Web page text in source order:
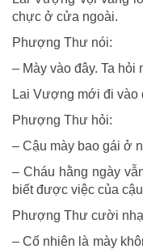
chực ở cửa ngoài.
Phượng Thư nói:
– Mày vào đây. Ta hỏi
Lai Vượng mới đi vào
Phượng Thư hỏi:
– Cậu mày bao gái ở
– Cháu hằng ngày
biết được việc của
Phượng Thư cười
– Cố nhiên là mày